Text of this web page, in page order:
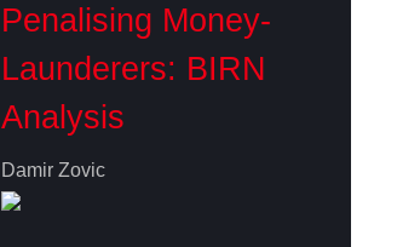
Penalising Money-
Launderers: BIRN
Analysis
Damir Zovic